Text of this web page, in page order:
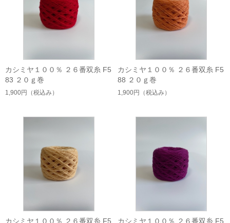
カシミヤ１００％ ２６番双糸 F5
83 ２０ｇ巻
1,900円 （税込み）
カシミヤ１００％ ２６番双糸 F5
88 ２０ｇ巻
1,900円 （税込み）
カシミヤ１００％ ２６番双糸 F5 カシミヤ１００％ ２６番双糸 F5